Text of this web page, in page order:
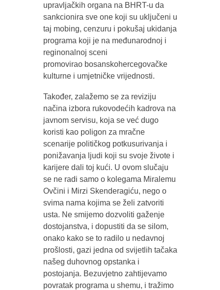
upravljačkih organa na BHRT-u da
sankcionira sve one koji su uključeni u
taj mobing, cenzuru i pokušaj ukidanja
programa koji je na međunarodnoj i
reginonalnoj sceni
promovirao bosanskohercegovačke
kulturne i umjetničke vrijednosti.
Također, zalažemo se za reviziju
načina izbora rukovodećih kadrova na
javnom servisu, koja se već dugo
koristi kao poligon za mračne
scenarije političkog potkusurivanja i
ponižavanja ljudi koji su svoje živote i
karijere dali toj kući. U ovom slučaju
se ne radi samo o kolegama Miralemu
Ovčini i Mirzi Skenderagiću, nego o
svima nama kojima se želi zatvoriti
usta. Ne smijemo dozvoliti gaženje
dostojanstva, i dopustiti da se silom,
onako kako se to radilo u nedavnoj
prošlosti, gazi jedna od svijetlih tačaka
našeg duhovnog opstanka i
postojanja. Bezuvjetno zahtijevamo
povratak programa u shemu, i tražimo